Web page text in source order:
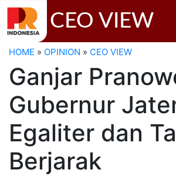
CEO VIEW
HOME » OPINION » CEO VIEW
Ganjar
Gubernur
Egaliter dan
Berjarak